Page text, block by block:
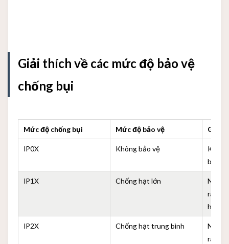
Giải thích về các mức độ bảo vệ
chống bụi
Mức độ chống bụi Mức độ bảo vệ Giải
IP0X Không bảo vệ
biệt
IP1X Chống hạt lớn
Ngăn
rắn
hơn
IP2X Chống hạt trung bình
Ngăn
rắn